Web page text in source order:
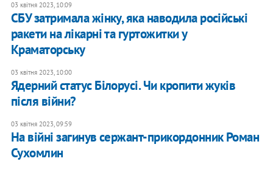
03 квітня 2023, 10:09
СБУ затримала жінку, яка наводила російські
ракети на лікарні та гуртожитки у
Краматорську
03 квітня 2023, 10:00
​Ядерний статус Білорусі. Чи кропити жуків
після війни?
03 квітня 2023, 09:59
На війні загинув сержант-прикордонник Роман
Сухомлин